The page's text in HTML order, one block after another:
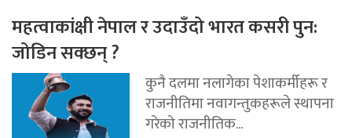
महत्वाकांक्षी नेपाल र उदाउँदो भारत कसरी पुन:
जोडिन सक्छन् ?
कुनै दलमा नलागेका पेशाकर्मीहरू र
राजनीतिमा नवागन्तुकहरूले स्थापना
गरेको राजनीतिक...